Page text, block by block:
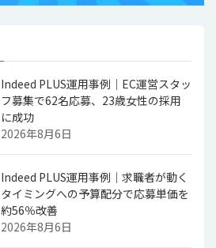
Indeed PLUS運用事例｜EC運営スタッ
フ募集で62名応募、23歳女性の採用
に成功
2026年8月6日
Indeed PLUS運用事例｜求職者が動く
タイミングへの予算配分で応募単価を
約56％改善
2026年8月6日